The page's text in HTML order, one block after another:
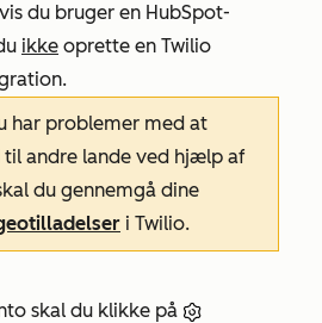
du bruger en HubSpot-
ikke oprette en Twilio
har problemer med at
andre lande ved hjælp af
du gennemgå dine
i Twilio.
skal du klikke på